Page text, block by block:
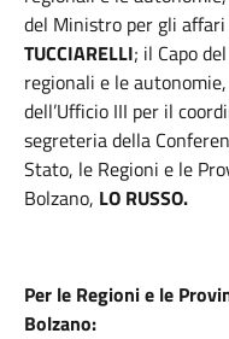
del Ministro per gli
TUCCIARELLI; il Capo
regionali e le autonomie,
dell’Ufficio III per il
segreteria della
Stato, le Regioni e le
Bolzano, LO RUSSO.
Per le Regioni e le
Bolzano: